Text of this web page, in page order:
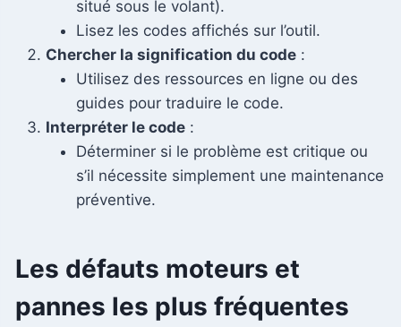
situé sous le volant).
Lisez les codes affichés sur l’outil.
Chercher la signification du code :
Utilisez des ressources en ligne ou des
guides pour traduire le code.
Interpréter le code :
Déterminer si le problème est critique ou
s’il nécessite simplement une maintenance
préventive.
Les défauts moteurs et
pannes les plus fréquentes